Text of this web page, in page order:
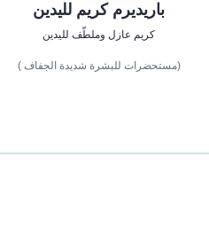
باريديرم كريم لليدين
كريم عازل وملطّف لليدين
(مستحضرات للبشرة شديدة الجفاف )